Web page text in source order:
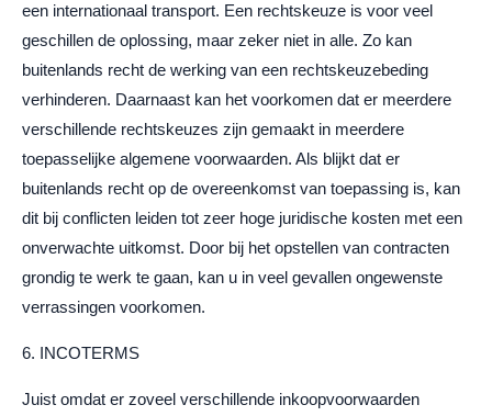
een internationaal transport. Een rechtskeuze is voor veel
geschillen de oplossing, maar zeker niet in alle. Zo kan
buitenlands recht de werking van een rechtskeuzebeding
verhinderen. Daarnaast kan het voorkomen dat er meerdere
verschillende rechtskeuzes zijn gemaakt in meerdere
toepasselijke algemene voorwaarden. Als blijkt dat er
buitenlands recht op de overeenkomst van toepassing is, kan
dit bij conflicten leiden tot zeer hoge juridische kosten met een
onverwachte uitkomst. Door bij het opstellen van contracten
grondig te werk te gaan, kan u in veel gevallen ongewenste
verrassingen voorkomen.
6. INCOTERMS
Juist omdat er zoveel verschillende inkoopvoorwaarden